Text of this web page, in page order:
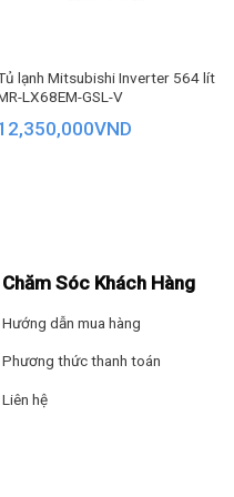
cho gia đình mà không
chế chạm tay vào bình
cho sức khỏe.
lạnh Mitsubishi Inverter 564 lít
LX68EM-GSL-V
VND
Chăm Sóc Khách Hàng
Hướng dẫn mua hàng
Phương thức thanh toán
Liên hệ